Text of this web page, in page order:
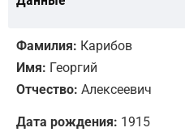
Фамилия: Карибов
Имя: Георгий
Отчество: Алексеевич
Дата рождения: 1915